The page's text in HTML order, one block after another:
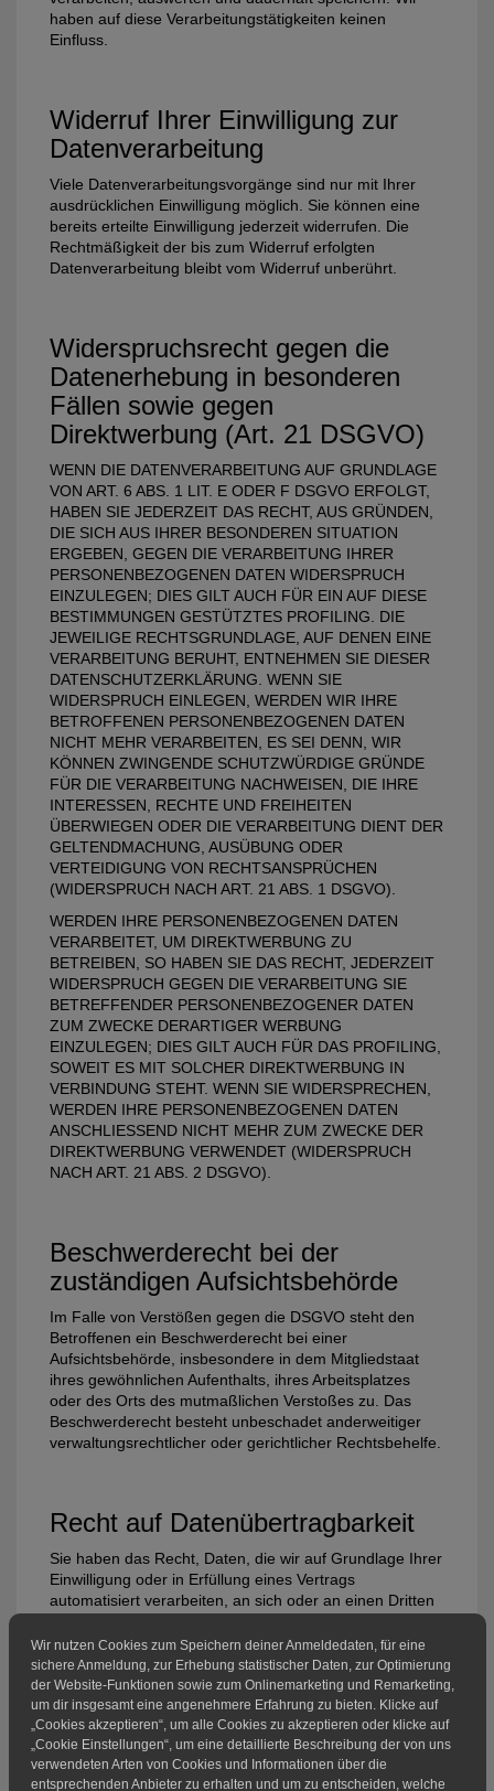
haben auf diese Verarbeitungstätigkeiten keinen
Einfluss.
Widerruf Ihrer Einwilligung zur
Datenverarbeitung
Viele Datenverarbeitungsvorgänge sind nur mit Ihrer
ausdrücklichen Einwilligung möglich. Sie können eine
bereits erteilte Einwilligung jederzeit widerrufen. Die
Rechtmäßigkeit der bis zum Widerruf erfolgten
Datenverarbeitung bleibt vom Widerruf unberührt.
Widerspruchsrecht gegen die
Datenerhebung in besonderen
Fällen sowie gegen
Direktwerbung (Art. 21 DSGVO)
WENN DIE DATENVERARBEITUNG AUF GRUNDLAGE
VON ART. 6 ABS. 1 LIT. E ODER F DSGVO ERFOLGT,
HABEN SIE JEDERZEIT DAS RECHT, AUS GRÜNDEN,
DIE SICH AUS IHRER BESONDEREN SITUATION
ERGEBEN, GEGEN DIE VERARBEITUNG IHRER
PERSONENBEZOGENEN DATEN WIDERSPRUCH
EINZULEGEN; DIES GILT AUCH FÜR EIN AUF DIESE
BESTIMMUNGEN GESTÜTZTES PROFILING. DIE
JEWEILIGE RECHTSGRUNDLAGE, AUF DENEN EINE
VERARBEITUNG BERUHT, ENTNEHMEN SIE DIESER
DATENSCHUTZERKLÄRUNG. WENN SIE
WIDERSPRUCH EINLEGEN, WERDEN WIR IHRE
BETROFFENEN PERSONENBEZOGENEN DATEN
NICHT MEHR VERARBEITEN, ES SEI DENN, WIR
KÖNNEN ZWINGENDE SCHUTZWÜRDIGE GRÜNDE
FÜR DIE VERARBEITUNG NACHWEISEN, DIE IHRE
INTERESSEN, RECHTE UND FREIHEITEN
ÜBERWIEGEN ODER DIE VERARBEITUNG DIENT DER
GELTENDMACHUNG, AUSÜBUNG ODER
VERTEIDIGUNG VON RECHTSANSPRÜCHEN
(WIDERSPRUCH NACH ART. 21 ABS. 1 DSGVO).
WERDEN IHRE PERSONENBEZOGENEN DATEN
VERARBEITET, UM DIREKTWERBUNG ZU
BETREIBEN, SO HABEN SIE DAS RECHT, JEDERZEIT
WIDERSPRUCH GEGEN DIE VERARBEITUNG SIE
BETREFFENDER PERSONENBEZOGENER DATEN
ZUM ZWECKE DERARTIGER WERBUNG
EINZULEGEN; DIES GILT AUCH FÜR DAS PROFILING,
SOWEIT ES MIT SOLCHER DIREKTWERBUNG IN
VERBINDUNG STEHT. WENN SIE WIDERSPRECHEN,
WERDEN IHRE PERSONENBEZOGENEN DATEN
ANSCHLIESSEND NICHT MEHR ZUM ZWECKE DER
DIREKTWERBUNG VERWENDET (WIDERSPRUCH
NACH ART. 21 ABS. 2 DSGVO).
Beschwerde­recht bei der
zuständigen Aufsichts­behörde
Im Falle von Verstößen gegen die DSGVO steht den
Betroffenen ein Beschwerderecht bei einer
Aufsichtsbehörde, insbesondere in dem Mitgliedstaat
ihres gewöhnlichen Aufenthalts, ihres Arbeitsplatzes
oder des Orts des mutmaßlichen Verstoßes zu. Das
Beschwerderecht besteht unbeschadet anderweitiger
verwaltungsrechtlicher oder gerichtlicher Rechtsbehelfe.
Recht auf Daten­übertrag­barkeit
Sie haben das Recht, Daten, die wir auf Grundlage Ihrer
Einwilligung oder in Erfüllung eines Vertrags
automatisiert verarbeiten, an sich oder an einen Dritten
aushändigen zu lassen. Sofern Sie die direkte
Übertragung der Daten an einen anderen
Verantwortlichen verlangen, erfolgt dies nur, soweit es
technisch machbar ist.
Auskunft, Löschung und
Wir nutzen Cookies zum Speichern deiner Anmeldedaten, für eine
sichere Anmeldung, zur Erhebung statistischer Daten, zur Optimierung
der Website-Funktionen sowie zum Onlinemarketing und Remarketing,
um dir insgesamt eine angenehmere Erfahrung zu bieten. Klicke auf
„Cookies akzeptieren“, um alle Cookies zu akzeptieren oder klicke auf
„Cookie Einstellungen“, um eine detaillierte Beschreibung der von uns
verwendeten Arten von Cookies und Informationen über die
entsprechenden Anbieter zu erhalten und um zu entscheiden, welche